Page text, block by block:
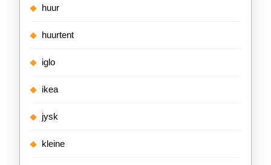
huur
huurtent
iglo
ikea
jysk
kleine